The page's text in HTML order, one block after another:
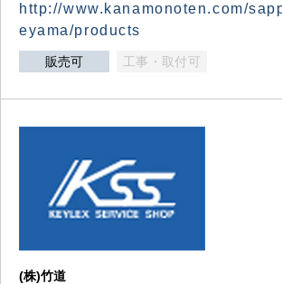
http://www.kanamonoten.com/
eyama/products
販売可 工事・取付可
(株)竹道